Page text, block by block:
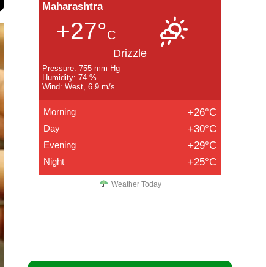
Maharashtra
+27°C
Drizzle
Pressure: 755 mm Hg
Humidity: 74 %
Wind: West, 6.9 m/s
Morning +26°C
Day +30°C
Evening +29°C
Night +25°C
Weather Today